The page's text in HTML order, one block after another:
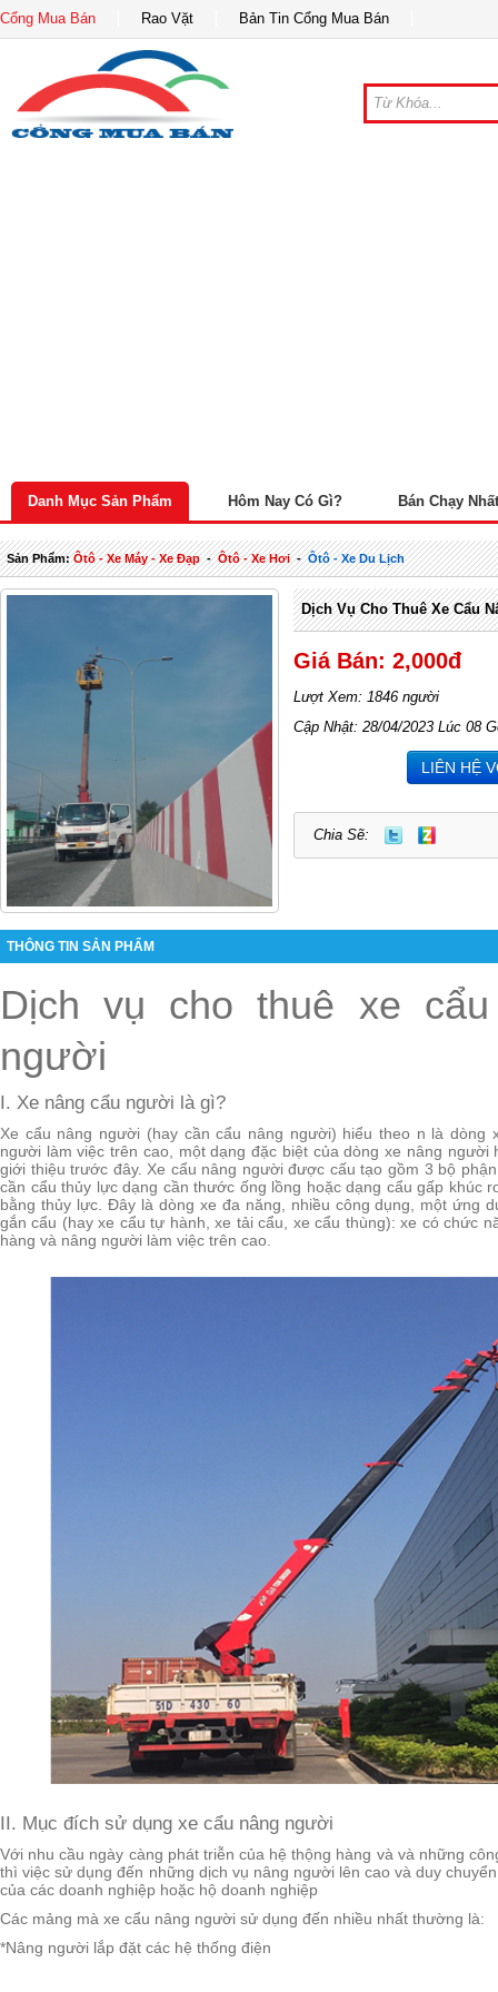
Cổng Mua Bán Rao Vặt Bản Tin Cổng Mua Bán
Danh Mục Sản Phẩm Hôm Nay Có Gì? Bán Chạy Nhất
Sản Phẩm:Ôtô - Xe Máy - Xe Đạp-Ôtô - Xe Hơi-Ôtô - Xe Du Lịch
Dịch Vụ Cho Thuê Xe Cẩu
Giá Bán: 2,000đ
Lượt Xem: 1846 người
Cập Nhật: 28/04/2023 Lúc 08
LIÊN HỆ
Chia Sẽ:
THÔNG TIN SẢN PHẨM
Dịch vụ cho thuê xe
người
I. Xe nâng cẩu người là gì?
Xe cẩu nâng người (hay cần cẩu nâng người) hiểu theo n là dòng
người làm việc trên cao, một dạng đặc biệt của dòng xe nâng người
giới thiệu trước đây. Xe cẩu nâng người được cấu tạo gồm 3 bộ
cần cẩu thủy lực dạng cần thước ống lồng hoặc dạng cẩu gấp khúc
bằng thủy lực. Đây là dòng xe đa năng, nhiều công dụng, một ứng
gắn cẩu (hay xe cẩu tự hành, xe tải cẩu, xe cẩu thùng): xe có chức
hàng và nâng người làm việc trên cao.
II. Mục đích sử dụng xe cẩu nâng người
Với nhu cầu ngày càng phát triễn của hệ thộng hàng và và những
thì việc sử dụng đến những dịch vụ nâng người lên cao và duy
của các doanh nghiệp hoặc hộ doanh nghiệp
Các mảng mà xe cẩu nâng người sử dụng đến nhiều nhất thường là:
*Nâng người lắp đặt các hệ thống điện